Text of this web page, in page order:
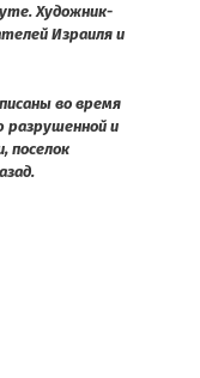
Художник-
Израиля и
во время
разрушенной и
поселок